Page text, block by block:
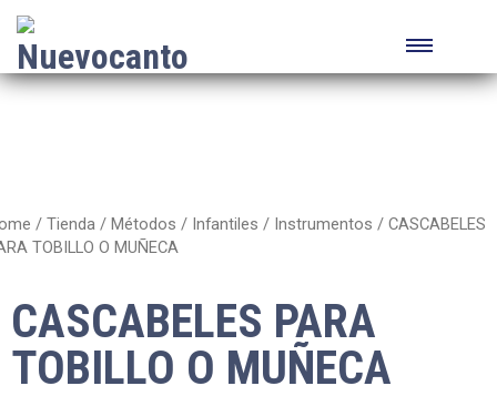
/ Tienda / Métodos / Infantiles / Instrumentos / CASCABELES
TOBILLO O MUÑECA
CASCABELES PARA
TOBILLO O MUÑECA